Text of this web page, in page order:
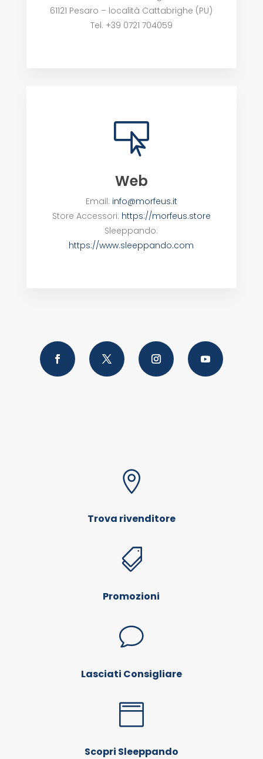
61121 Pesaro – località Cattabrighe (PU)
Tel. +39 0721 704059

Web
Email: info@morfeus.it
Store Accessori: https://morfeus.store
Sleeppando:
https://www.sleeppando.com

Trova rivenditore

Promozioni
v
Lasciati Consigliare

Scopri Sleeppando